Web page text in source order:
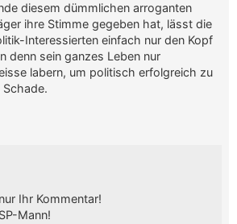
diesem dümmlichen arroganten
ihre Stimme gegeben hat, lässt die
Interessierten einfach nur den Kopf
denn sein ganzes Leben nur
labern, um politisch erfolgreich zu
Ihr Kommentar!
Mann!